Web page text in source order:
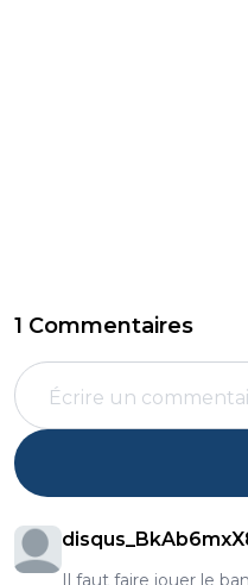
1 Commentaires
Il faut faire jouer le